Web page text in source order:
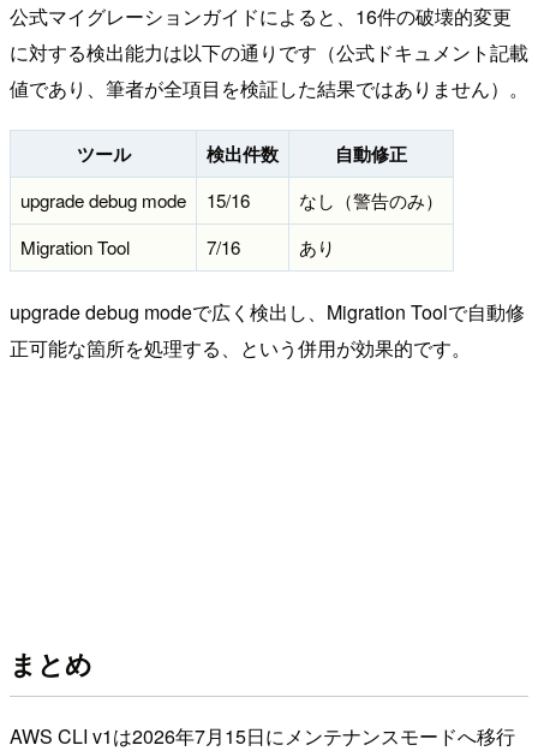
公式マイグレーションガイドによると、16件の破壊的変更
に対する検出能力は以下の通りです（公式ドキュメント記載
値であり、筆者が全項目を検証した結果ではありません）。
ツール 検出件数 自動修正
upgrade debug mode 15/16
なし（警告のみ）
Migration Tool
7/16 あり
upgrade debug modeで広く検出し、Migration Toolで自動修
正可能な箇所を処理する、という併用が効果的です。
まとめ
AWS CLI v1は2026年7月15日にメンテナンスモードへ移行